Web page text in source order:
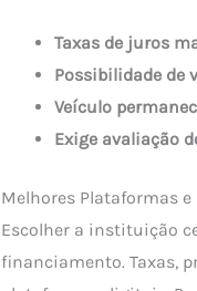
Taxas de juros
Possibilidade de
Veículo
Exige avaliação
Melhores Plataformas
Escolher a instituição
financiamento. Taxas,